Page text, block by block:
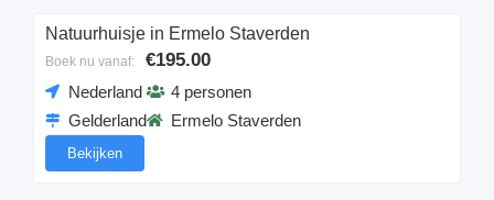
Natuurhuisje in Ermelo Staverden
Boek nu vanaf: €195.00
Nederland
Gelderland
4 personen
Ermelo Staverden
Bekijken